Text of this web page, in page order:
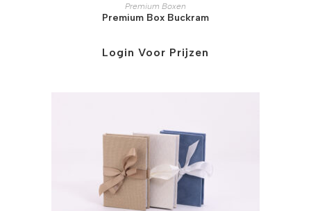
Premium Boxen
Premium Box Buckram
Login Voor Prijzen